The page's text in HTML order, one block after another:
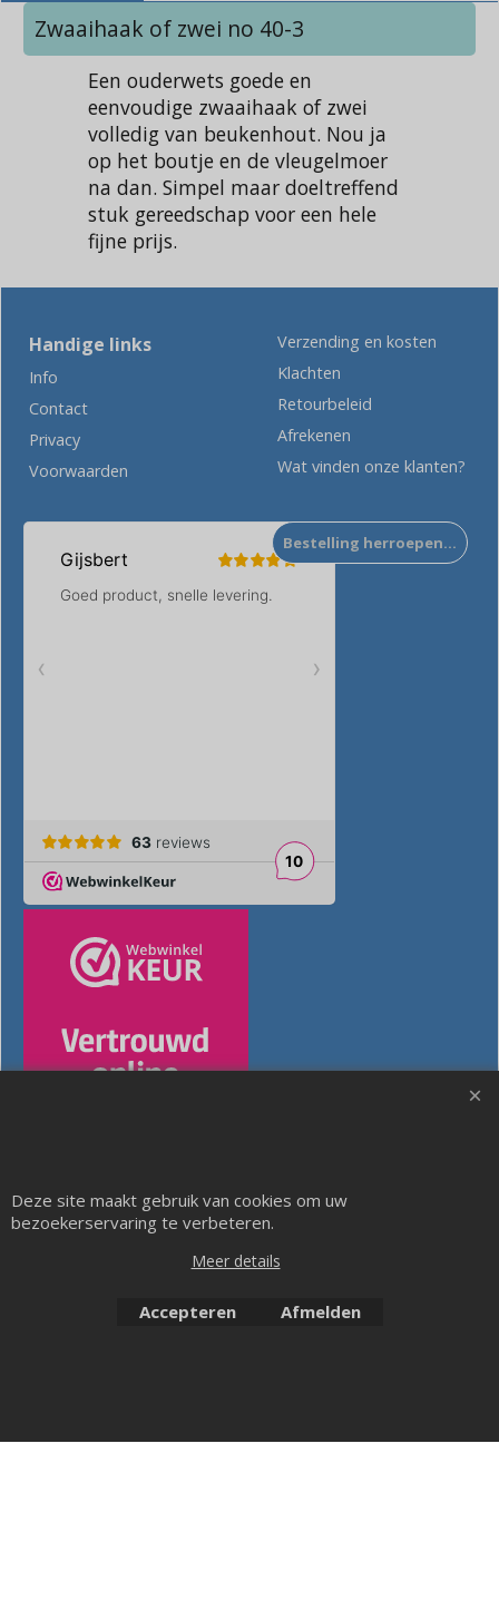
Zwaaihaak of zwei no 40-3
Een ouderwets goede en
eenvoudige zwaaihaak of zwei
volledig van beukenhout. Nou ja
op het boutje en de vleugelmoer
na dan. Simpel maar doeltreffend
stuk gereedschap voor een hele
fijne prijs.
Handige links
Info
Contact
Privacy
Voorwaarden
Verzending en kosten
Klachten
Retourbeleid
Afrekenen
Wat vinden onze klanten?
Bestelling herroepen…
Deze site maakt gebruik van cookies om uw
bezoekerservaring te verbeteren.
Meer details
Accepteren Afmelden